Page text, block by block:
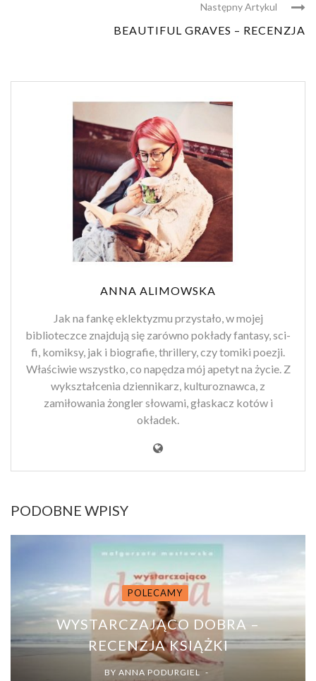
Następny Artykul
BEAUTIFUL GRAVES – RECENZJA
ANNA ALIMOWSKA
Jak na fankę eklektyzmu przystało, w mojej
biblioteczce znajdują się zarówno pokłady fantasy, sci-
fi, komiksy, jak i biografie, thrillery, czy tomiki poezji.
Właściwie wszystko, co napędza mój apetyt na życie. Z
wykształcenia dziennikarz, kulturoznawca, z
zamiłowania żongler słowami, głaskacz kotów i
okładek.
PODOBNE WPISY
POLECAMY
WYSTARCZAJĄCO DOBRA –
RECENZJA KSIĄŻKI
BY ANNA PODURGIEL